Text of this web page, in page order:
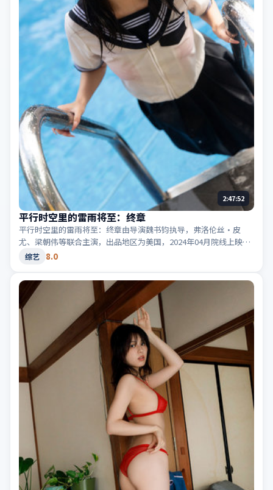
2:47:52
平行时空里的雷雨将至：终章
平行时空里的雷雨将至：终章由导演魏书钧执导，弗洛伦丝·皮
尤、梁朝伟等联合主演，出品地区为美国，2024年04月院线上映；
类型定位为综艺·动漫，画面色彩鲜明。适合检索「美国动漫」
综艺 8.0